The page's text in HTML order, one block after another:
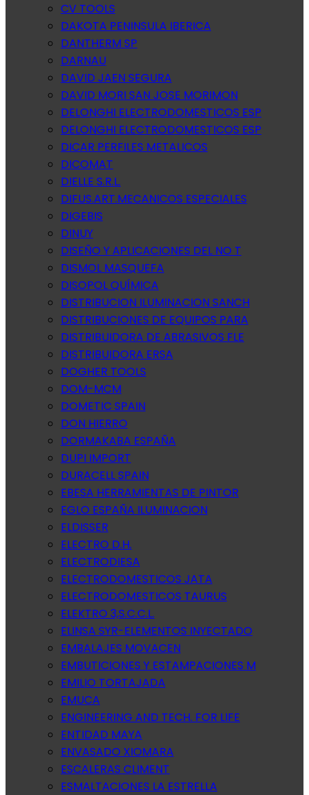
CV TOOLS
DAKOTA PENINSULA IBERICA
DANTHERM SP
DARNAU
DAVID JAEN SEGURA
DAVID MORI SAN JOSE MORIMON
DELONGHI ELECTRODOMESTICOS ESP
DELONGHI ELECTRODOMESTICOS ESP
DICAR PERFILES METALICOS
DICOMAT
DIELLE S.R.L.
DIFUS.ART.MECANICOS ESPECIALES
DIGEBIS
DINUY
DISEÑO Y APLICACIONES DEL NO T
DISMOL MASQUEFA
DISOPOL QUÍMICA
DISTRIBUCION ILUMINACION SANCH
DISTRIBUCIONES DE EQUIPOS PARA
DISTRIBUIDORA DE ABRASIVOS FLE
DISTRIBUIDORA ERSA
DOGHER TOOLS
DOM-MCM
DOMETIC SPAIN
DON HIERRO
DORMAKABA ESPAÑA
DUPI IMPORT
DURACELL SPAIN
EBESA HERRAMIENTAS DE PINTOR
EGLO ESPAÑA ILUMINACION
ELDISSER
ELECTRO D.H.
ELECTRODIESA
ELECTRODOMESTICOS JATA
ELECTRODOMESTICOS TAURUS
ELEKTRO 3,S.C.C.L.
ELINSA SYR-ELEMENTOS INYECTADO
EMBALAJES MOVACEN
EMBUTICIONES Y ESTAMPACIONES M
EMILIO TORTAJADA
EMUCA
ENGINEERING AND TECH. FOR LIFE
ENTIDAD MAYA
ENVASADO XIOMARA
ESCALERAS CLIMENT
ESMALTACIONES LA ESTRELLA